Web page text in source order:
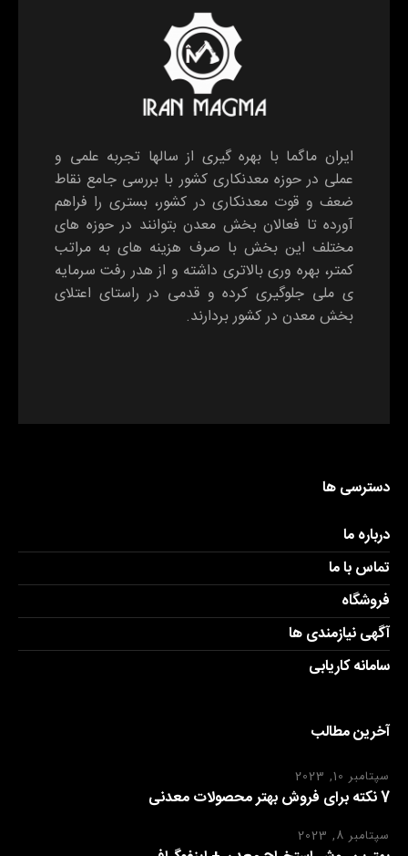
ایران ماگما با بهره گیری از سالها تجربه علمی و
عملی در حوزه معدنکاری کشور با بررسی جامع نقاط
ضعف و قوت معدنکاری در کشور، بستری را فراهم
آورده تا فعالان بخش معدن بتوانند در حوزه های
مختلف این بخش با صرف هزینه های به مراتب
کمتر، بهره وری بالاتری داشته و از هدر رفت سرمایه
ی ملی جلوگیری کرده و قدمی در راستای اعتلای
بخش معدن در کشور بردارند.
دسترسی ها
درباره ما
تماس با ما
فروشگاه
آگهی نیازمندی ها
سامانه کاریابی
آخرین مطالب
سپتامبر 10, 2023
7 نکته برای فروش بهتر محصولات معدنی
سپتامبر 8, 2023